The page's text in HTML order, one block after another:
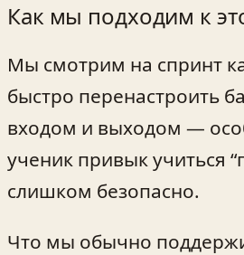
Как мы подходим к
Мы смотрим на спринт
быстро перенастроить
входом и выходом —
ученик привык учиться
слишком безопасно.
Что мы обычно